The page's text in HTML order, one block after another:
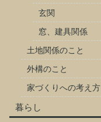
玄関
窓、建具関係
土地関係のこと
外構のこと
家づくりへの考え方
暮らし